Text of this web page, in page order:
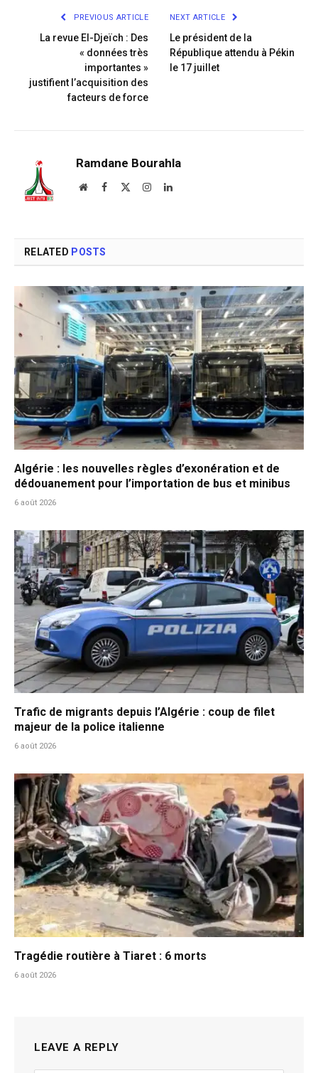
PREVIOUS ARTICLE
La revue El-Djeïch : Des
« données très
importantes »
justifient l’acquisition des
facteurs de force
NEXT ARTICLE
Le président de la
République attendu à Pékin
le 17 juillet
Ramdane Bourahla
WebsiteFacebook InstagramLinkedIn
RELATED POSTS
Algérie : les nouvelles règles d’exonération et de
dédouanement pour l’importation de bus et minibus
6 août 2026
Trafic de migrants depuis l’Algérie : coup de filet
majeur de la police italienne
6 août 2026
Tragédie routière à Tiaret : 6 morts
6 août 2026
LEAVE A REPLY